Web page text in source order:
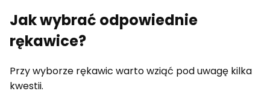
Jak wybrać odpowiednie
rękawice?
Przy wyborze rękawic warto wziąć pod uwagę kilka
kwestii.